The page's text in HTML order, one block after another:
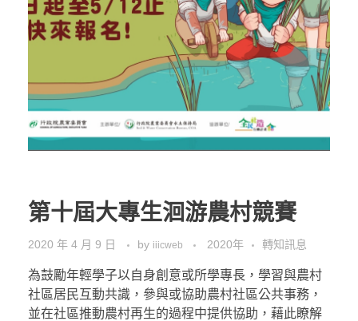
第十屆大專生洄游農村競賽
2020 年 4 月 9 日 by iiicweb 2020年 轉知訊息
為鼓勵年輕學子以自身創意或所學專長，學習與農村
社區居民互動共識，參與或協助農村社區公共事務，
並在社區推動農村再生的過程中提供協助，藉此瞭解